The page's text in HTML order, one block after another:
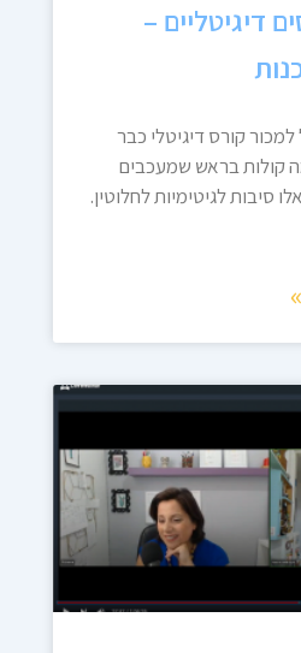
דיגיטליים –
קורס דיגיטלי כבר
קולות בראש שמעכבים
סיבות לגיטימיות לחלוטין.